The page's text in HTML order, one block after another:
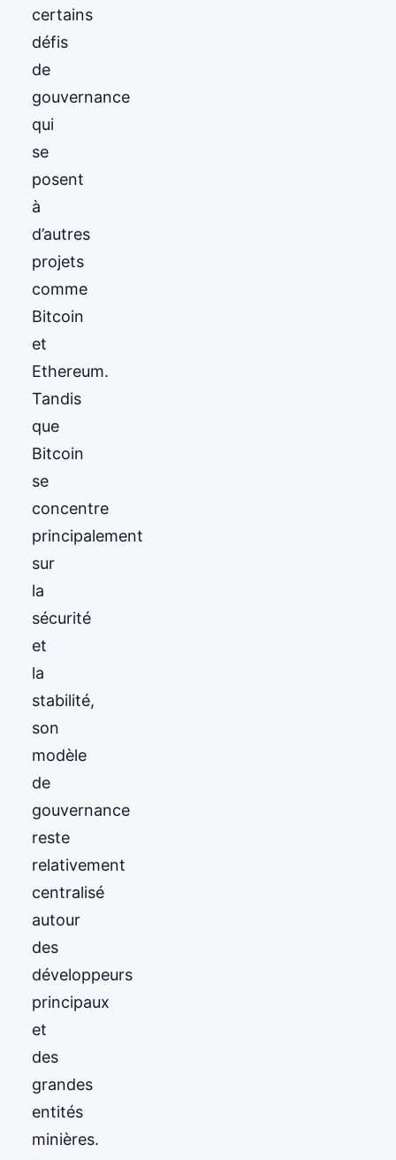
certains
défis
de
gouvernance
qui
se
posent
à
d’autres
projets
comme
Bitcoin
et
Ethereum.
Tandis
que
Bitcoin
se
concentre
principalement
sur
la
sécurité
et
la
stabilité,
son
modèle
de
gouvernance
reste
relativement
centralisé
autour
des
développeurs
principaux
et
des
grandes
entités
minières.